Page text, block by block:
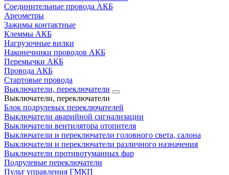
Соединительные провода АКБ
Ареометры
Зажимы контактные
Клеммы АКБ
Нагрузочные вилки
Наконечники проводов АКБ
Перемычки АКБ
Провода АКБ
Стартовые провода
Выключатели, переключатели
Выключатели, переключатели
Блок подрулевых переключателей
Выключатели аварийной сигнализации
Выключатели вентилятора отопителя
Выключатели и переключатели головного света, салона
Выключатели и переключатели различного назначения
Выключатели противотуманных фар
Подрулевые переключатели
Пульт управления ГМКП